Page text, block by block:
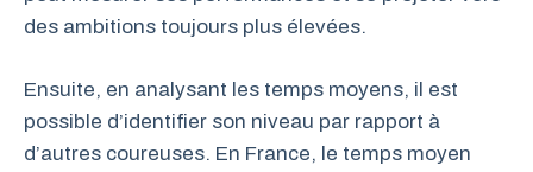
des ambitions toujours plus élevées.
Ensuite, en analysant les temps moyens, il est
possible d’identifier son niveau par rapport à
d’autres coureuses. En France, le temps moyen